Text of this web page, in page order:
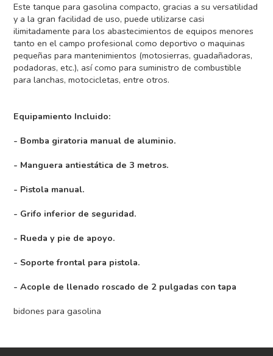
Este tanque para gasolina compacto, gracias a su versatilidad
y a la gran facilidad de uso, puede utilizarse casi
ilimitadamente para los abastecimientos de equipos menores
tanto en el campo profesional como deportivo o maquinas
pequeñas para mantenimientos (motosierras, guadañadoras,
podadoras, etc.), así como para suministro de combustible
para lanchas, motocicletas, entre otros.
Equipamiento Incluido:
- Bomba giratoria manual de aluminio.
- Manguera antiestática de 3 metros.
- Pistola manual.
- Grifo inferior de seguridad.
- Rueda y pie de apoyo.
- Soporte frontal para pistola.
- Acople de llenado roscado de 2 pulgadas con tapa
bidones para gasolina